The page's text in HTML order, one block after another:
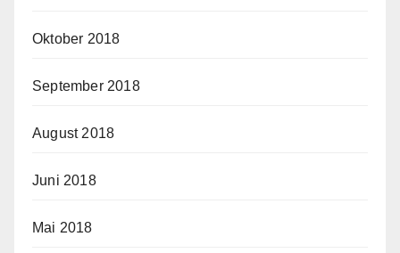
Oktober 2018
September 2018
August 2018
Juni 2018
Mai 2018